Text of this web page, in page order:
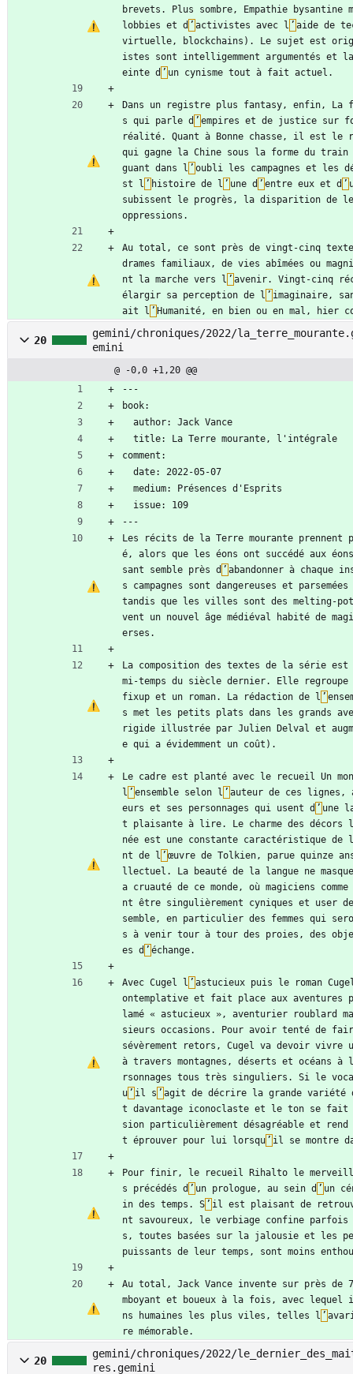
brevets. Plus sombre, Empathie
lobbies et d ’ activistes avec l ’ aide de
virtuelle, blockchains). Le sujet est
istes sont intelligemment argumentés et
einte d ’ un cynisme tout à fait actuel.
Dans un registre plus fantasy, enfin, La
s qui parle d ’ empires et de justice sur
réalité. Quant à Bonne chasse, il est le
qui gagne la Chine sous la forme du
guant dans l ’ oubli les campagnes et les
st l ’ histoire de l ’ une d ’ entre eux et d ’
subissent le progrès, la disparition de
oppressions.
Au total, ce sont près de vingt-cinq
drames familiaux, de vies abîmées ou
nt la marche vers l ’ avenir. Vingt-cinq
élargir sa perception de l ’ imaginaire,
ait l ’ Humanité, en bien ou en mal, hier
20
gemini/chroniques/2022/
emini
@ -0,0 +1,20 @@
---
book:
  author: Jack Vance
  title: La Terre mourante, l'intégrale
comment:
  date: 2022-05-07
  medium: Présences d'Esprits
  issue: 109
---
Les récits de la Terre mourante prennent
é, alors que les éons ont succédé aux
sant semble près d ’ abandonner à chaque
s campagnes sont dangereuses et
tandis que les villes sont des melting-
vent un nouvel âge médiéval habité de
erses.
La composition des textes de la série
mi-temps du siècle dernier. Elle
fixup et un roman. La rédaction de l ’
s met les petits plats dans les grands
rigide illustrée par Julien Delval et
e qui a évidemment un coût).
Le cadre est planté avec le recueil Un
l ’ ensemble selon l ’ auteur de ces lignes,
eurs et ses personnages qui usent d ’ une
t plaisante à lire. Le charme des décors
née est une constante caractéristique
nt de l ’ œuvre de Tolkien, parue quinze
llectuel. La beauté de la langue ne
a cruauté de ce monde, où magiciens
nt être singulièrement cyniques et user
semble, en particulier des femmes qui
s à venir tour à tour des proies, des
es d ’ échange.
Avec Cugel l ’ astucieux puis le roman
ontemplative et fait place aux aventures
lamé « astucieux », aventurier roublard
sieurs occasions. Pour avoir tenté de
sévèrement retors, Cugel va devoir vivre
à travers montagnes, déserts et océans à
rsonnages tous très singuliers. Si le
u ’ il s ’ agit de décrire la grande variété
t davantage iconoclaste et le ton se fait
sion particulièrement désagréable et
t éprouver pour lui lorsqu ’ il se montre
Pour finir, le recueil Rihalto le
s précédés d ’ un prologue, au sein d ’ un
in des temps. S ’ il est plaisant de
nt savoureux, le verbiage confine
s, toutes basées sur la jalousie et les
puissants de leur temps, sont moins
Au total, Jack Vance invente sur près de
mboyant et boueux à la fois, avec
ns humaines les plus viles, telles l ’
re mémorable.
20
gemini/chroniques/2022/
res.gemini